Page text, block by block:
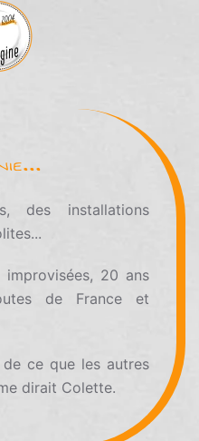
des installations
20 ans
de France et
ce que les autres
dirait Colette.